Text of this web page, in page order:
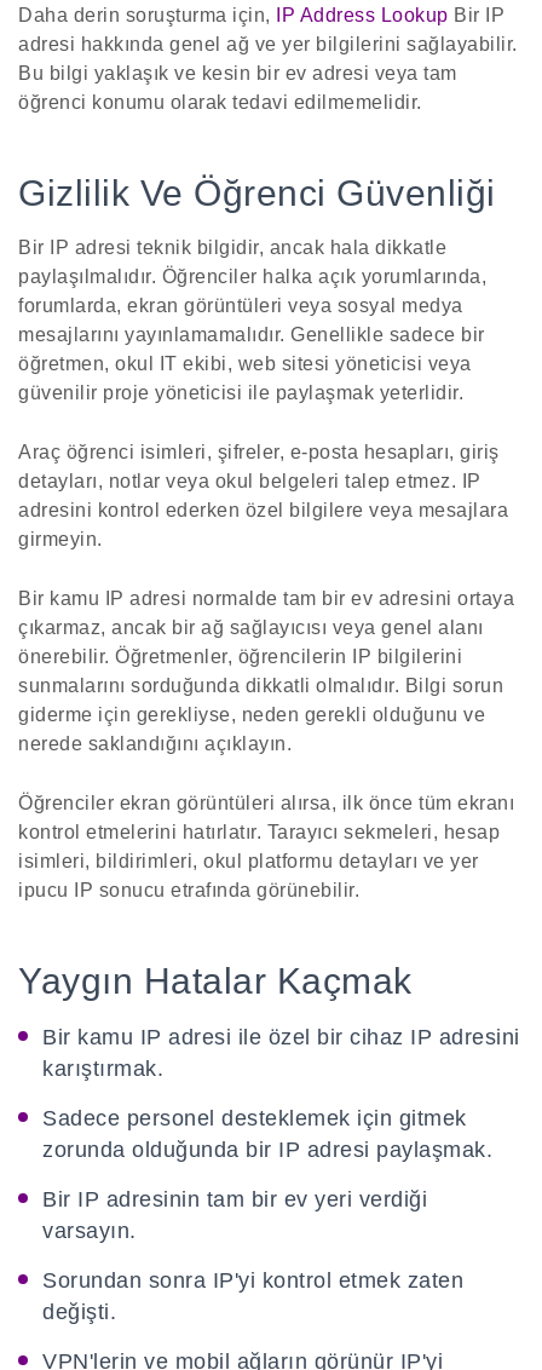
Daha derin soruşturma için, IP Address Lookup Bir IP
adresi hakkında genel ağ ve yer bilgilerini sağlayabilir.
Bu bilgi yaklaşık ve kesin bir ev adresi veya tam
öğrenci konumu olarak tedavi edilmemelidir.
Gizlilik Ve Öğrenci Güvenliği
Bir IP adresi teknik bilgidir, ancak hala dikkatle
paylaşılmalıdır. Öğrenciler halka açık yorumlarında,
forumlarda, ekran görüntüleri veya sosyal medya
mesajlarını yayınlamamalıdır. Genellikle sadece bir
öğretmen, okul IT ekibi, web sitesi yöneticisi veya
güvenilir proje yöneticisi ile paylaşmak yeterlidir.
Araç öğrenci isimleri, şifreler, e-posta hesapları, giriş
detayları, notlar veya okul belgeleri talep etmez. IP
adresini kontrol ederken özel bilgilere veya mesajlara
girmeyin.
Bir kamu IP adresi normalde tam bir ev adresini ortaya
çıkarmaz, ancak bir ağ sağlayıcısı veya genel alanı
önerebilir. Öğretmenler, öğrencilerin IP bilgilerini
sunmalarını sorduğunda dikkatli olmalıdır. Bilgi sorun
giderme için gerekliyse, neden gerekli olduğunu ve
nerede saklandığını açıklayın.
Öğrenciler ekran görüntüleri alırsa, ilk önce tüm ekranı
kontrol etmelerini hatırlatır. Tarayıcı sekmeleri, hesap
isimleri, bildirimleri, okul platformu detayları ve yer
ipucu IP sonucu etrafında görünebilir.
Yaygın Hatalar Kaçmak
Bir kamu IP adresi ile özel bir cihaz IP adresini
karıştırmak.
Sadece personel desteklemek için gitmek
zorunda olduğunda bir IP adresi paylaşmak.
Bir IP adresinin tam bir ev yeri verdiği
varsayın.
Sorundan sonra IP'yi kontrol etmek zaten
değişti.
VPN'lerin ve mobil ağların görünür IP'yi